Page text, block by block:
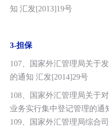
知 汇发[2013]19号
3-担保
107、国家外汇管理局关于
的通知 汇发[2014]29号
108、国家外汇管理局关于
业务实行集中登记管理的通
109、国家外汇管理局综合